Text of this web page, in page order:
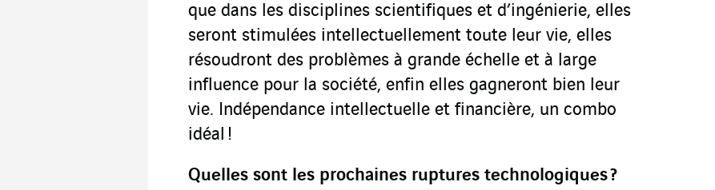
que dans les disciplines scientifiques et d’ingénierie, elles
seront stimulées intellectuellement toute leur vie, elles
résoudront des problèmes à grande échelle et à large
influence pour la société, enfin elles gagneront bien leur
vie. Indépendance intellectuelle et financière, un combo
idéal !
Quelles sont les prochaines ruptures technologiques?